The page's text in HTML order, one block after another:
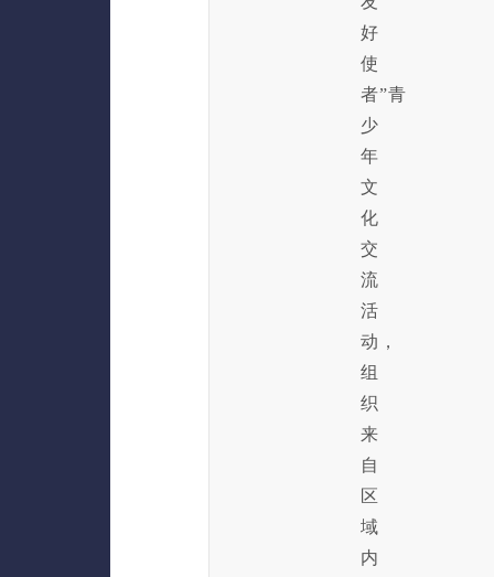
好
使
者”青
少
年
文
化
交
流
活
动，
组
织
来
自
区
域
内